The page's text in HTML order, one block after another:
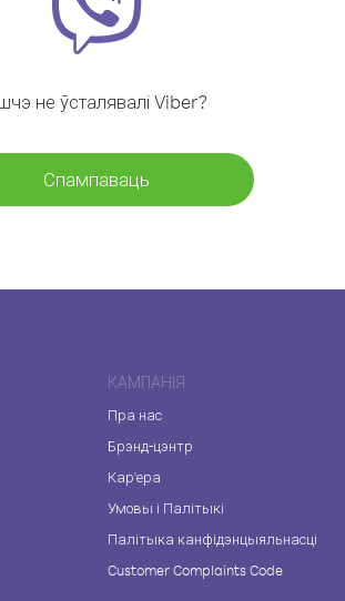
не ўсталявалі Viber?
Спампаваць
КАМПАНІЯ
Пра нас
Брэнд-цэнтр
Кар'ера
Умовы і Палітыкі
Палітыка канфідэнцыяльнасці
Customer Complaints Code